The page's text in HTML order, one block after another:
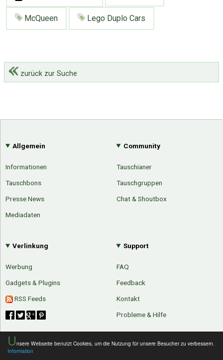
Unsere Webseite benutzt Cookies, um die Nutzung für unsere Besucher zu verbessern.
Information
McQueen Lego Duplo Cars
zurück zur Suche
Allgemein
Informationen
Tauschbons
Presse News
Mediadaten
Community
Tauschianer
Tauschgruppen
Chat & Shoutbox
Verlinkung
Werbung
Gadgets & Plugins
RSS Feeds
Support
FAQ
Feedback
Kontakt
Probleme & Hilfe